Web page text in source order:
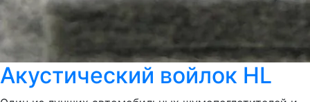
Акустический войлок HL